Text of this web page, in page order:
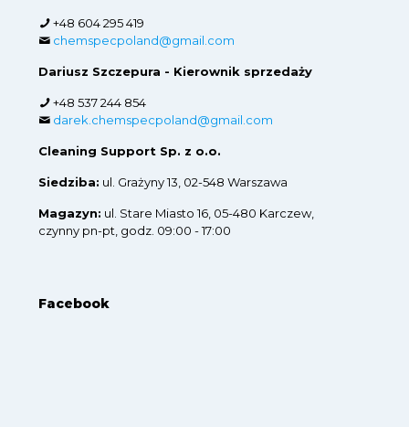
+48 604 295 419
chemspecpoland@gmail.com
Dariusz Szczepura - Kierownik sprzedaży
+48 537 244 854
darek.chemspecpoland@gmail.com
Cleaning Support Sp. z o.o.
Siedziba: ul. Grażyny 13, 02-548 Warszawa
Magazyn: ul. Stare Miasto 16, 05-480 Karczew,
czynny pn-pt, godz. 09:00 - 17:00
Facebook